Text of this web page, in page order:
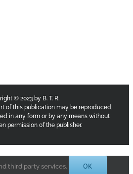
© 2023 by B. T. R.
of this publication may be reproduced,
in any form or by any means without
permission of the publisher.
third party services. OK